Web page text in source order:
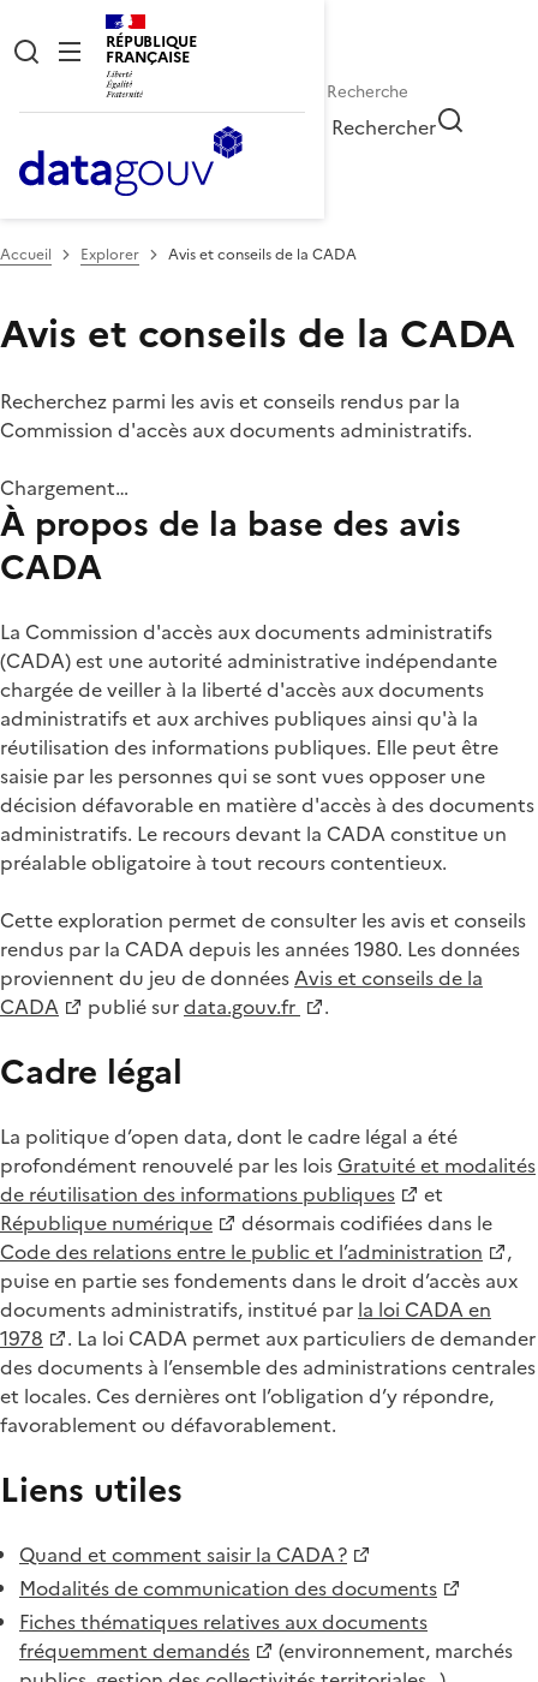
RÉPUBLIQUE
FRANÇAISE
Rechercher
Accueil Explorer Avis et conseils de la CADA
Avis et conseils de la CADA
Recherchez parmi les avis et conseils rendus par la
Commission d'accès aux documents administratifs.
Chargement…
À propos de la base des avis
CADA
La Commission d'accès aux documents administratifs
(CADA) est une autorité administrative indépendante
chargée de veiller à la liberté d'accès aux documents
administratifs et aux archives publiques ainsi qu'à la
réutilisation des informations publiques. Elle peut être
saisie par les personnes qui se sont vues opposer une
décision défavorable en matière d'accès à des documents
administratifs. Le recours devant la CADA constitue un
préalable obligatoire à tout recours contentieux.
Cette exploration permet de consulter les avis et conseils
rendus par la CADA depuis les années 1980. Les données
proviennent du jeu de donnéesAvis et conseils de la
CADA
publié surdata.gouv.fr .
Cadre légal
La politique d’open data, dont le cadre légal a été
profondément renouvelé par les loisGratuité et modalités
de réutilisation des informations publiques
et
République numérique
désormais codifiées dans le
Code des relations entre le public et l’administration
,
puise en partie ses fondements dans le droit d’accès aux
documents administratifs, institué par la loi CADA en
1978
. La loi CADA permet aux particuliers de demander
des documents à l’ensemble des administrations centrales
et locales. Ces dernières ont l’obligation d’y répondre,
favorablement ou défavorablement.
Liens utiles
Quand et comment saisir la CADA ?
Modalités de communication des documents
Fiches thématiques relatives aux documents
fréquemment demandés
(environnement, marchés